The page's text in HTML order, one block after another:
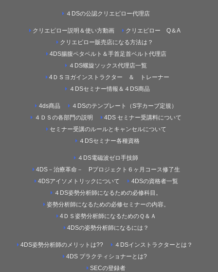
４DSの公認クリエピロー代理店
クリエピロー説明＆使い方動画
クリエピロー Q＆A
クリエピロー販売店になる方法は？
4DS腸腹ペタベルト＆手首足首ベルト代理店
４DS螺旋ソックス代理店一覧
4ＤＳヨガインストラクター ＆ トレーナー
４DSセミナー情報＆４DS商品
4ds商品
４DSのテンプレート（S字カーブ定規）
４ＤＳの各部門の説明
4DS セミナー受講料について
セミナー受講のルールとキャンセルについて
４DSセミナー各種資格
４DS電磁波ゼロ手技師
4DS－治療革命－ Pプロジェクト６ヶ月コース修了生
4DSアイソメトリックについて
4DSの資格者一覧
４DS姿勢分析師になるための必修科目。
姿勢分析師になるための必修セミナーの内容。
4ＤＳ姿勢分析師になるためのＱ＆Ａ
4DSの姿勢分析師になるには？
4DS姿勢分析師のメリットは??
４DSインストラクターとは？
4DS プラクティショナーとは?
SECの登録者